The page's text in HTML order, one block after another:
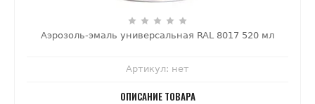
Аэрозоль-эмаль универсальная RAL 8017 520 мл
Артикул: нет
ОПИСАНИЕ ТОВАРА